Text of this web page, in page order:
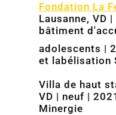
Fondation La
Lausanne, VD
bâtiment
adolescents |
et labélisation
Villa de haut
VD | neuf |
Minergie